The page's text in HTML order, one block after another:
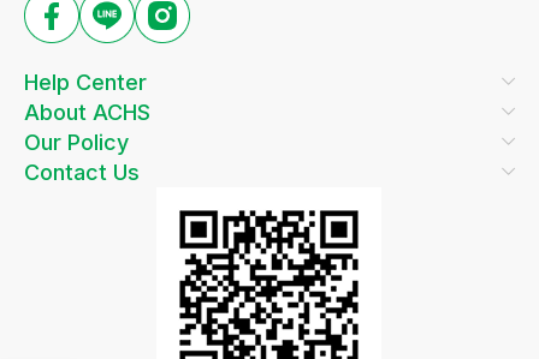
Help Center
About ACHS
Our Policy
Contact Us